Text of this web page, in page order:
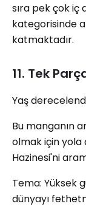
sıra pek çok iç
kategorisinde
katmaktadır.
11. Tek
Yaş
Bu manganın
olmak için yola
Hazinesi'ni
Tema: Yüksek
dünyayı